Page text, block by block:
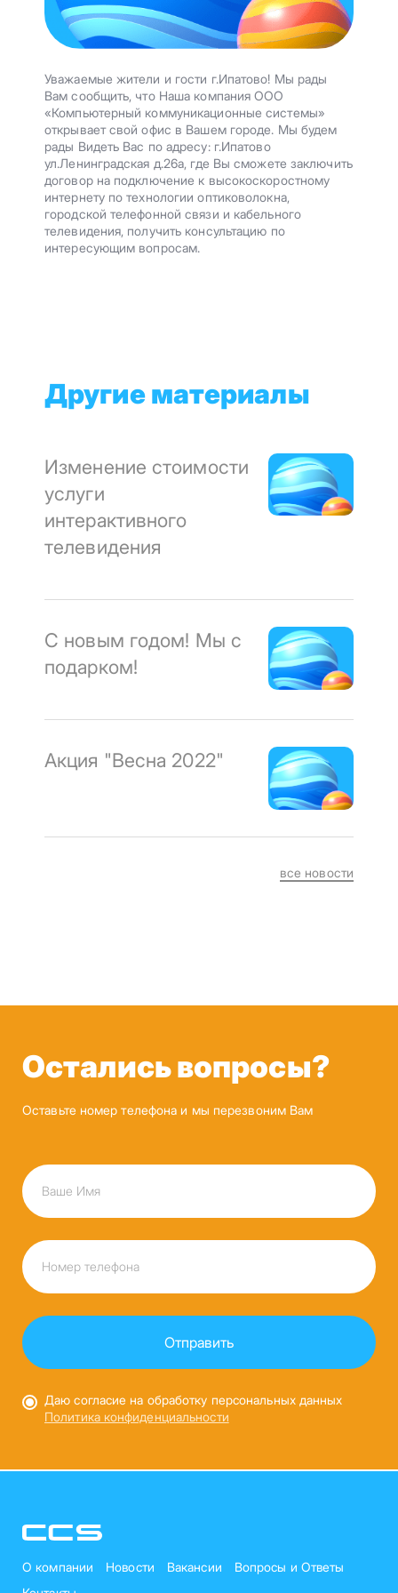
Уважаемые жители и гости г.Ипатово! Мы рады
Вам сообщить, что Наша компания ООО
«Компьютерный коммуникационные системы»
открывает свой офис в Вашем городе. Мы будем
рады Видеть Вас по адресу: г.Ипатово
ул.Ленинградская д.26а, где Вы сможете заключить
договор на подключение к высокоскоростному
интернету по технологии оптиковолокна,
городской телефонной связи и кабельного
телевидения, получить консультацию по
интересующим вопросам.
Другие материалы
Изменение стоимости
услуги
интерактивного
телевидения
С новым годом! Мы с
подарком!
Акция "Весна 2022"
все новости
Остались вопросы?
Оставьте номер телефона и мы перезвоним Вам
Даю согласие на обработку персональных данных
Политика конфиденциальности
О компании Новости Вакансии
Вопросы и Ответы